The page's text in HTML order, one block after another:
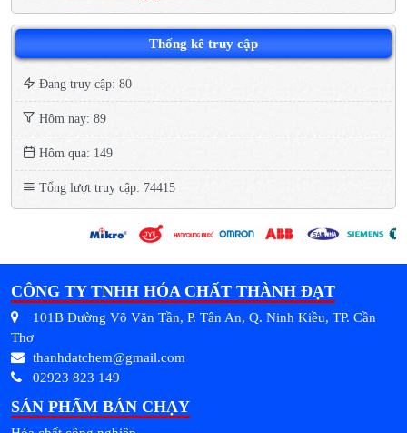
Thống kê truy cập
Đang truy cập: 80
Hôm nay: 89
Hôm qua: 149
Tổng lượt truy cập: 74415
CÔNG TY TNHH HÓA CHẤT THÀNH ĐẠT
101B Đường Võ Văn Tần, P. Tân An, Q. Ninh Kiều, TP. Cần
Thơ
thanhdatchem@gmail.com
02923 823 149
SẢN PHẨM BÁN CHẠY